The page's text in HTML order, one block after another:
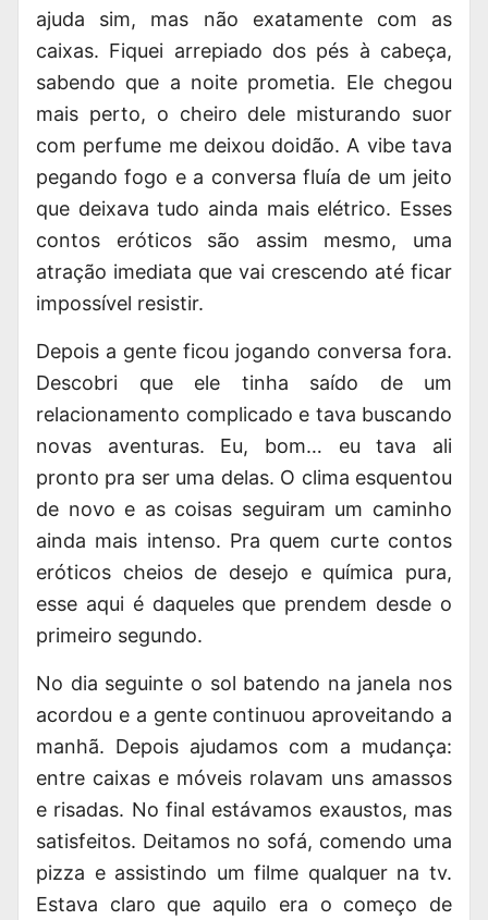
ajuda sim, mas não exatamente com as
caixas. Fiquei arrepiado dos pés à cabeça,
sabendo que a noite prometia. Ele chegou
mais perto, o cheiro dele misturando suor
com perfume me deixou doidão. A vibe tava
pegando fogo e a conversa fluía de um jeito
que deixava tudo ainda mais elétrico. Esses
contos eróticos são assim mesmo, uma
atração imediata que vai crescendo até ficar
impossível resistir.
Depois a gente ficou jogando conversa fora.
Descobri que ele tinha saído de um
relacionamento complicado e tava buscando
novas aventuras. Eu, bom… eu tava ali
pronto pra ser uma delas. O clima esquentou
de novo e as coisas seguiram um caminho
ainda mais intenso. Pra quem curte contos
eróticos cheios de desejo e química pura,
esse aqui é daqueles que prendem desde o
primeiro segundo.
No dia seguinte o sol batendo na janela nos
acordou e a gente continuou aproveitando a
manhã. Depois ajudamos com a mudança:
entre caixas e móveis rolavam uns amassos
e risadas. No final estávamos exaustos, mas
satisfeitos. Deitamos no sofá, comendo uma
pizza e assistindo um filme qualquer na tv.
Estava claro que aquilo era o começo de